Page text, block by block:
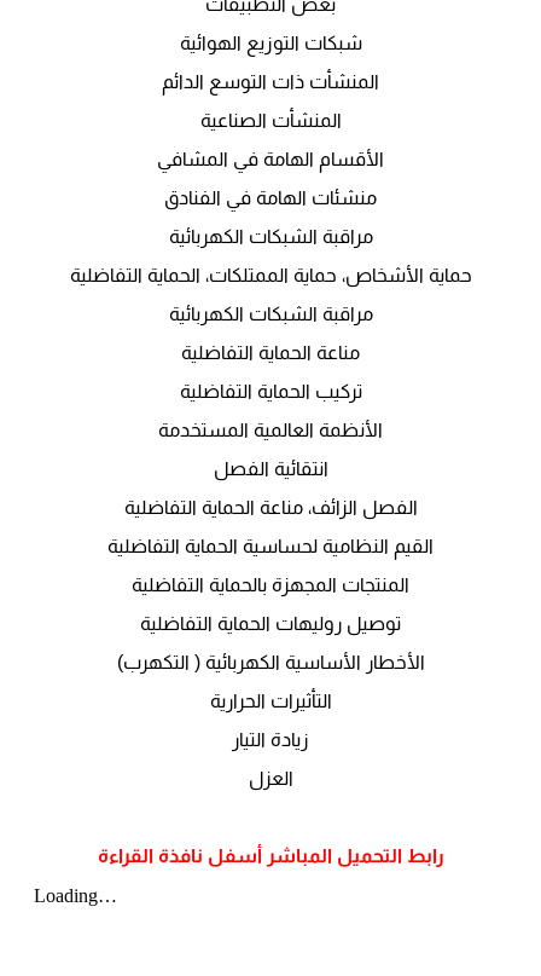
بعض التطبيقات
شبكات التوزيع الهوائية
المنشأت ذات التوسع الدائم
المنشأت الصناعية
الأقسام الهامة في المشافي
منشئات الهامة في الفنادق
مراقبة الشبكات الكهربائية
حماية الأشخاص، حماية الممتلكات، الحماية التفاضلية
مراقبة الشبكات الكهربائية
مناعة الحماية التفاضلية
تركيب الحماية التفاضلية
الأنظمة العالمية المستخدمة
انتقائية الفصل
الفصل الزائف، مناعة الحماية التفاضلية
القيم النظامية لحساسية الحماية التفاضلية
المنتجات المجهزة بالحماية التفاضلية
توصيل روليهات الحماية التفاضلية
الأخطار الأساسية الكهربائية ( التكهرب)
التأثيرات الحرارية
زيادة التيار
العزل
رابط التحميل المباشر أسفل نافذة القراءة